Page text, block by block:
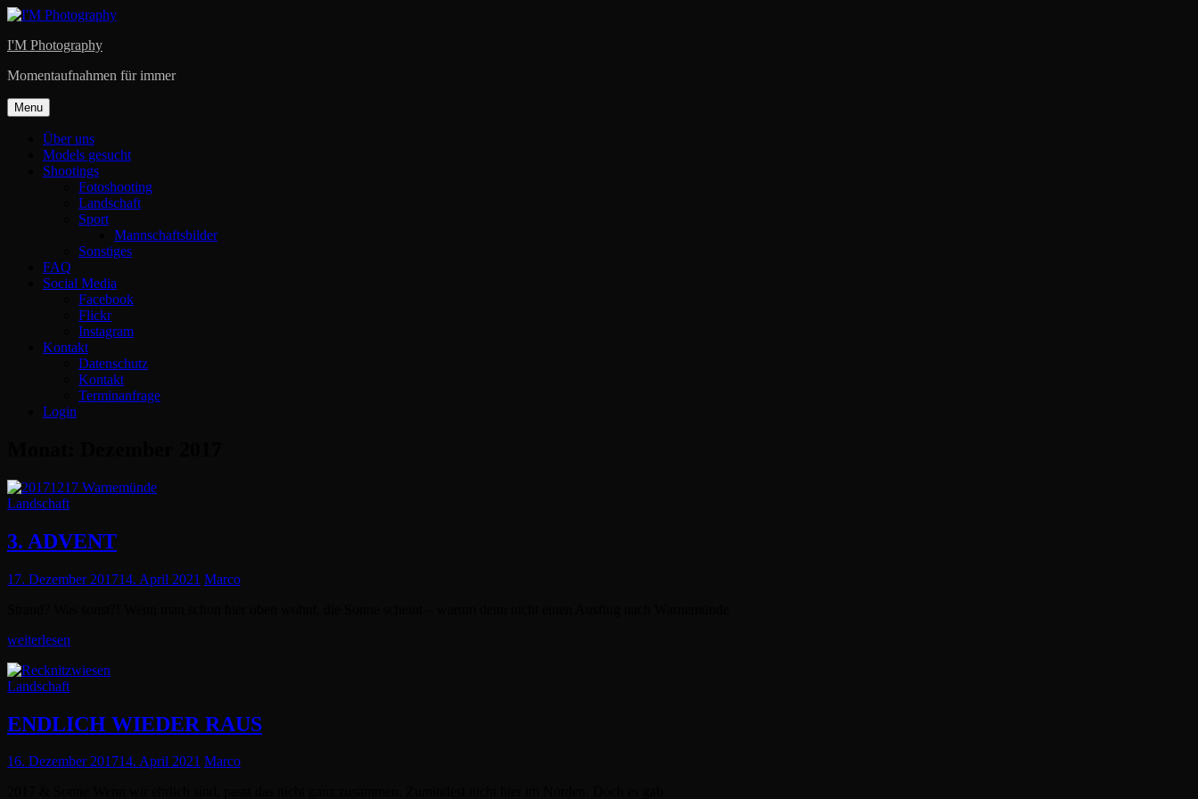
Skip
content
I'M Photography
Momentaufnahmen für immer
Menu
Über uns
Models gesucht
Shootings
Fotoshooting
Landschaft
Sport
Mannschaftsbilder
Sonstiges
FAQ
Social Media
Facebook
Flickr
Instagram
Kontakt
Datenschutz
Kontakt
Terminanfrage
Login
Cat
Landschaft
3. ADVENT
Posted
17. Dezember 201714. April 2021 Marco
weiterlesen
Cat
Landschaft
ENDLICH WIEDER RAUS
Posted
16. Dezember 201714. April 2021 Marco